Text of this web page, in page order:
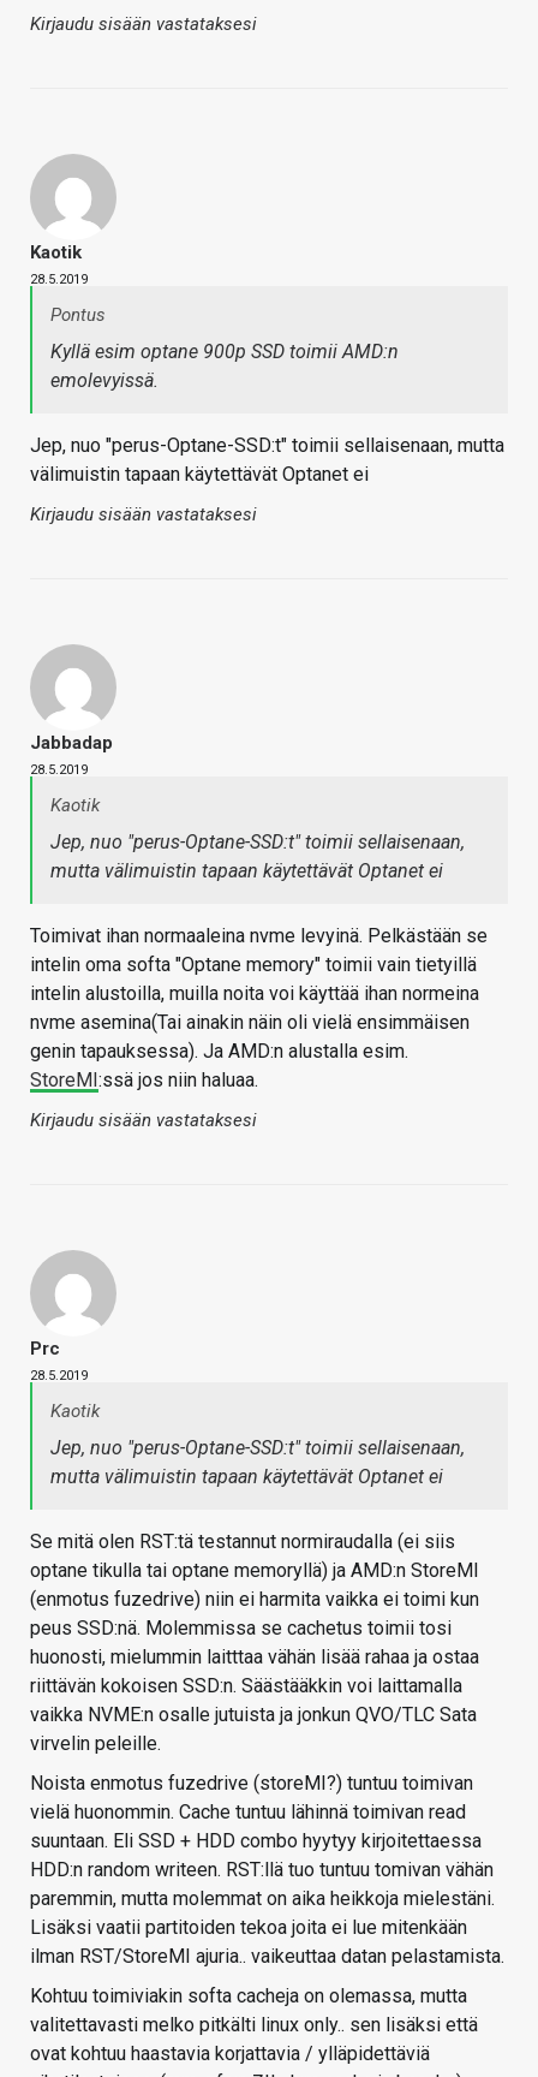
Kirjaudu sisään vastataksesi
Kaotik
28.5.2019
Pontus
Kyllä esim optane 900p SSD toimii AMD:n
emolevyissä.
Jep, nuo "perus-Optane-SSD:t" toimii sellaisenaan, mutta
välimuistin tapaan käytettävät Optanet ei
Kirjaudu sisään vastataksesi
Jabbadap
28.5.2019
Kaotik
Jep, nuo "perus-Optane-SSD:t" toimii sellaisenaan,
mutta välimuistin tapaan käytettävät Optanet ei
Toimivat ihan normaaleina nvme levyinä. Pelkästään se
intelin oma softa "Optane memory" toimii vain tietyillä
intelin alustoilla, muilla noita voi käyttää ihan normeina
nvme asemina(Tai ainakin näin oli vielä ensimmäisen
genin tapauksessa). Ja AMD:n alustalla esim.
StoreMI :ssä jos niin haluaa.
Kirjaudu sisään vastataksesi
Prc
28.5.2019
Kaotik
Jep, nuo "perus-Optane-SSD:t" toimii sellaisenaan,
mutta välimuistin tapaan käytettävät Optanet ei
Se mitä olen RST:tä testannut normiraudalla (ei siis
optane tikulla tai optane memoryllä) ja AMD:n StoreMI
(enmotus fuzedrive) niin ei harmita vaikka ei toimi kun
peus SSD:nä. Molemmissa se cachetus toimii tosi
huonosti, mielummin laitttaa vähän lisää rahaa ja ostaa
riittävän kokoisen SSD:n. Säästääkkin voi laittamalla
vaikka NVME:n osalle jutuista ja jonkun QVO/TLC Sata
virvelin peleille.
Noista enmotus fuzedrive (storeMI?) tuntuu toimivan
vielä huonommin. Cache tuntuu lähinnä toimivan read
suuntaan. Eli SSD + HDD combo hyytyy kirjoitettaessa
HDD:n random writeen. RST:llä tuo tuntuu tomivan vähän
paremmin, mutta molemmat on aika heikkoja mielestäni.
Lisäksi vaatii partitoiden tekoa joita ei lue mitenkään
ilman RST/StoreMI ajuria.. vaikeuttaa datan pelastamista.
Kohtuu toimiviakin softa cacheja on olemassa, mutta
valitettavasti melko pitkälti linux only.. sen lisäksi että
ovat kohtuu haastavia korjattavia / ylläpidettäviä